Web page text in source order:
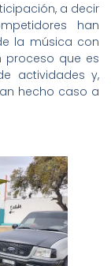
a decir
han
la música con
proceso que es
actividades y,
hecho caso a